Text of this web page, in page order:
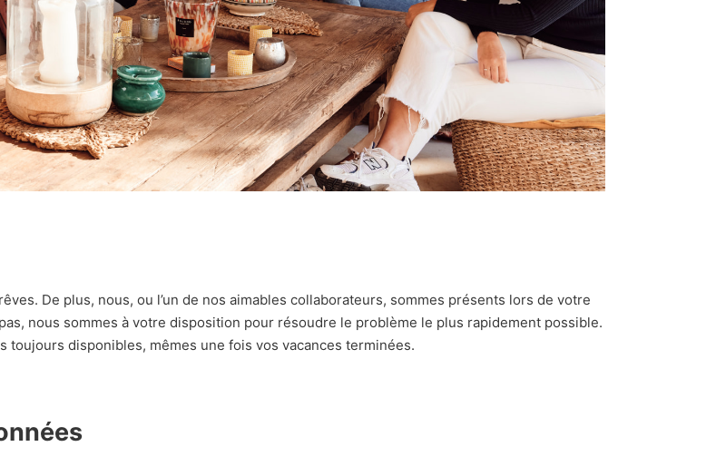
De plus, nous, ou l’un de nos aimables collaborateurs, sommes présents lors de votre
nous sommes à votre disposition pour résoudre le problème le plus rapidement possible.
disponibles, mêmes une fois vos vacances terminées.